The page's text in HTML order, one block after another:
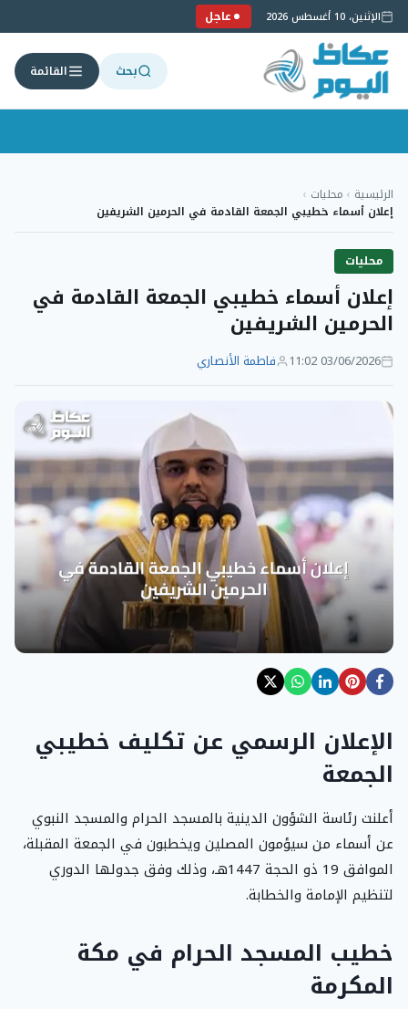
الإثنين، 10 أغسطس 2026 عاجل
بحث القائمة
إلى
المحتوى
الرئيسية › محليات ›
إعلان أسماء خطيبي الجمعة القادمة في الحرمين الشريفين
محليات
إعلان أسماء خطيبي الجمعة القادمة في
الحرمين الشريفين
03/06/2026 11:02 فاطمة الأنصاري
الإعلان الرسمي عن تكليف خطيبي
الجمعة
أعلنت رئاسة الشؤون الدينية بالمسجد الحرام والمسجد النبوي
عن أسماء من سيؤمون المصلين ويخطبون في الجمعة المقبلة،
الموافق 19 ذو الحجة 1447هـ، وذلك وفق جدولها الدوري
لتنظيم الإمامة والخطابة.
خطيب المسجد الحرام في مكة
المكرمة